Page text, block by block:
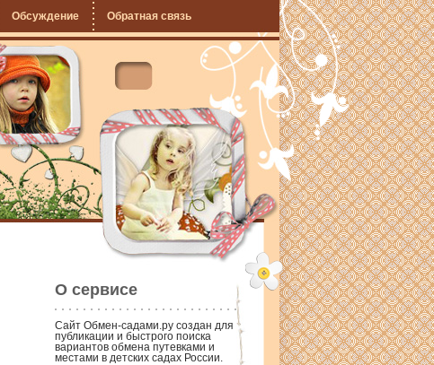
Обсуждение Обратная связь
О сервисе
Сайт Обмен-садами.ру создан для
публикации и быстрого поиска
вариантов обмена путевками и
местами в детских садах России.